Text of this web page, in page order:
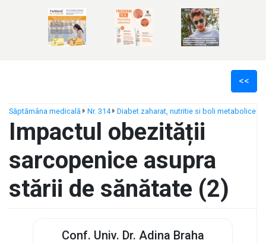
<<
Săptămâna medicală Nr. 314 Diabet zaharat, nutritie si boli metabolice
Impactul obezității
sarcopenice asupra
stării de sănătate (2)
Conf. Univ. Dr. Adina Braha